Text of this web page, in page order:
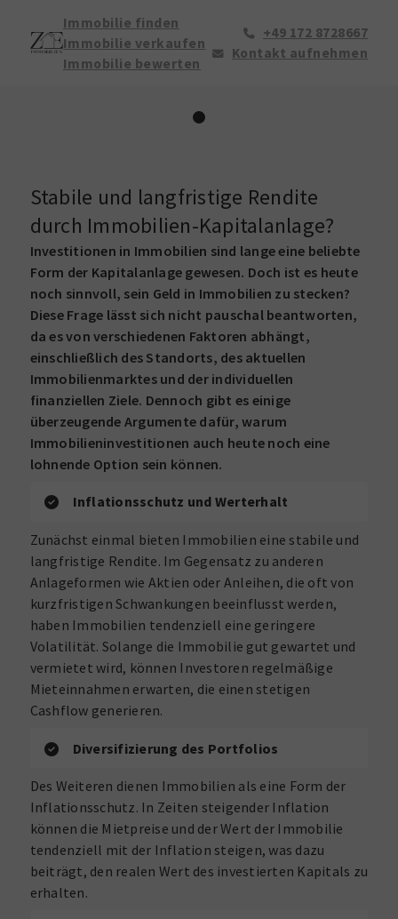
Immobilie finden
Immobilie verkaufen
Immobilie bewerten
+49 172 8728667
Kontakt aufnehmen
Stabile und langfristige Rendite
durch Immobilien-Kapitalanlage?
Investitionen in Immobilien sind lange eine beliebte
Form der Kapitalanlage gewesen. Doch ist es heute
noch sinnvoll, sein Geld in Immobilien zu stecken?
Diese Frage lässt sich nicht pauschal beantworten,
da es von verschiedenen Faktoren abhängt,
einschließlich des Standorts, des aktuellen
Immobilienmarktes und der individuellen
finanziellen Ziele. Dennoch gibt es einige
überzeugende Argumente dafür, warum
Immobilieninvestitionen auch heute noch eine
lohnende Option sein können.
Inflationsschutz und Werterhalt
Zunächst einmal bieten Immobilien eine stabile und
langfristige Rendite. Im Gegensatz zu anderen
Anlageformen wie Aktien oder Anleihen, die oft von
kurzfristigen Schwankungen beeinflusst werden,
haben Immobilien tendenziell eine geringere
Volatilität. Solange die Immobilie gut gewartet und
vermietet wird, können Investoren regelmäßige
Mieteinnahmen erwarten, die einen stetigen
Cashflow generieren.
Diversifizierung des Portfolios
Des Weiteren dienen Immobilien als eine Form der
Inflationsschutz. In Zeiten steigender Inflation
können die Mietpreise und der Wert der Immobilie
tendenziell mit der Inflation steigen, was dazu
beiträgt, den realen Wert des investierten Kapitals zu
erhalten.